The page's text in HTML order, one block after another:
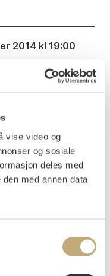
vise video og
og sosiale
deles med
med annen data
2014 kl 19:00
”Ulving,
Fra Helgeland